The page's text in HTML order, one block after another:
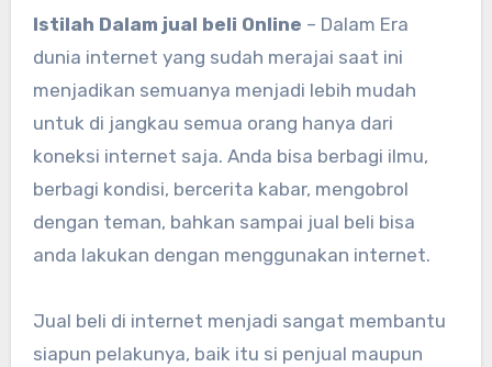
Istilah Dalam jual beli Online – Dalam Era
dunia internet yang sudah merajai saat ini
menjadikan semuanya menjadi lebih mudah
untuk di jangkau semua orang hanya dari
koneksi internet saja. Anda bisa berbagi ilmu,
berbagi kondisi, bercerita kabar, mengobrol
dengan teman, bahkan sampai jual beli bisa
anda lakukan dengan menggunakan internet.
Jual beli di internet menjadi sangat membantu
siapun pelakunya, baik itu si penjual maupun